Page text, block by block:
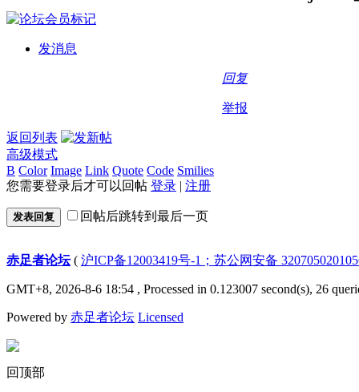
发消息
回复
举报
返回列表
高级模式
B Color Image Link Quote Code Smilies
您需要登录后才可以回帖 登录 | 注册
发表回复 回帖后跳转到最后一页
赤足者论坛( 沪ICP备12003419号-1；苏公网安备
GMT+8, 2026-8-6 18:54 , Processed in 0.123007 second(s), 26
Powered by 赤足者论坛 Licensed
回顶部